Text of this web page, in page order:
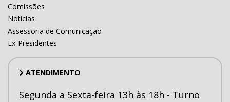
Comissões
Notícias
Assessoria de Comunicação
Ex-Presidentes
ATENDIMENTO
Segunda a Sexta-feira 13h às 18h - Turno